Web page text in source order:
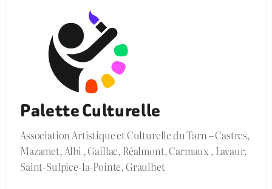
Palette Culturelle
Association Artistique et Culturelle du Tarn – Castres,
Mazamet, Albi , Gaillac, Réalmont, Carmaux , Lavaur,
Saint-Sulpice-la-Pointe, Graulhet